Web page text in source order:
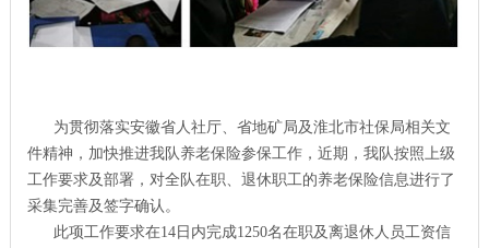
为贯彻落实安徽省人社厅、省地矿局及淮北市社保局相关文
件精神，加快推进我队养老保险参保工作，近期，我队按照上级
工作要求及部署，对全队在职、退休职工的养老保险信息进行了
采集完善及签字确认。
此项工作要求在14日内完成1250名在职及离退休人员工资信